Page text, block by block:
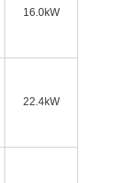
16.0kW
22.4kW